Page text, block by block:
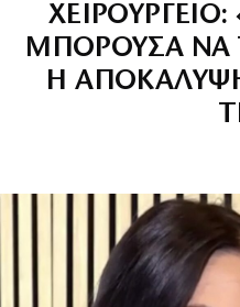
ΜΠΟΡΟΥΣΑ ΝΑ
Η